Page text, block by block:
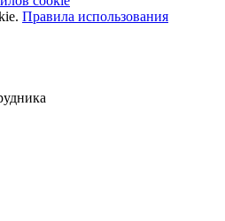
Правила использования